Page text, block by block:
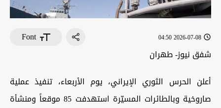
2026-07-08 04:50
Font
شفق نيوز- طهران
أعلن الحرس الثوري الإيراني، يوم الأربعاء، تنفيذ عملية
صاروخية وبالطائرات المسيّرة استهدفت 85 موقعاً ومنشأة